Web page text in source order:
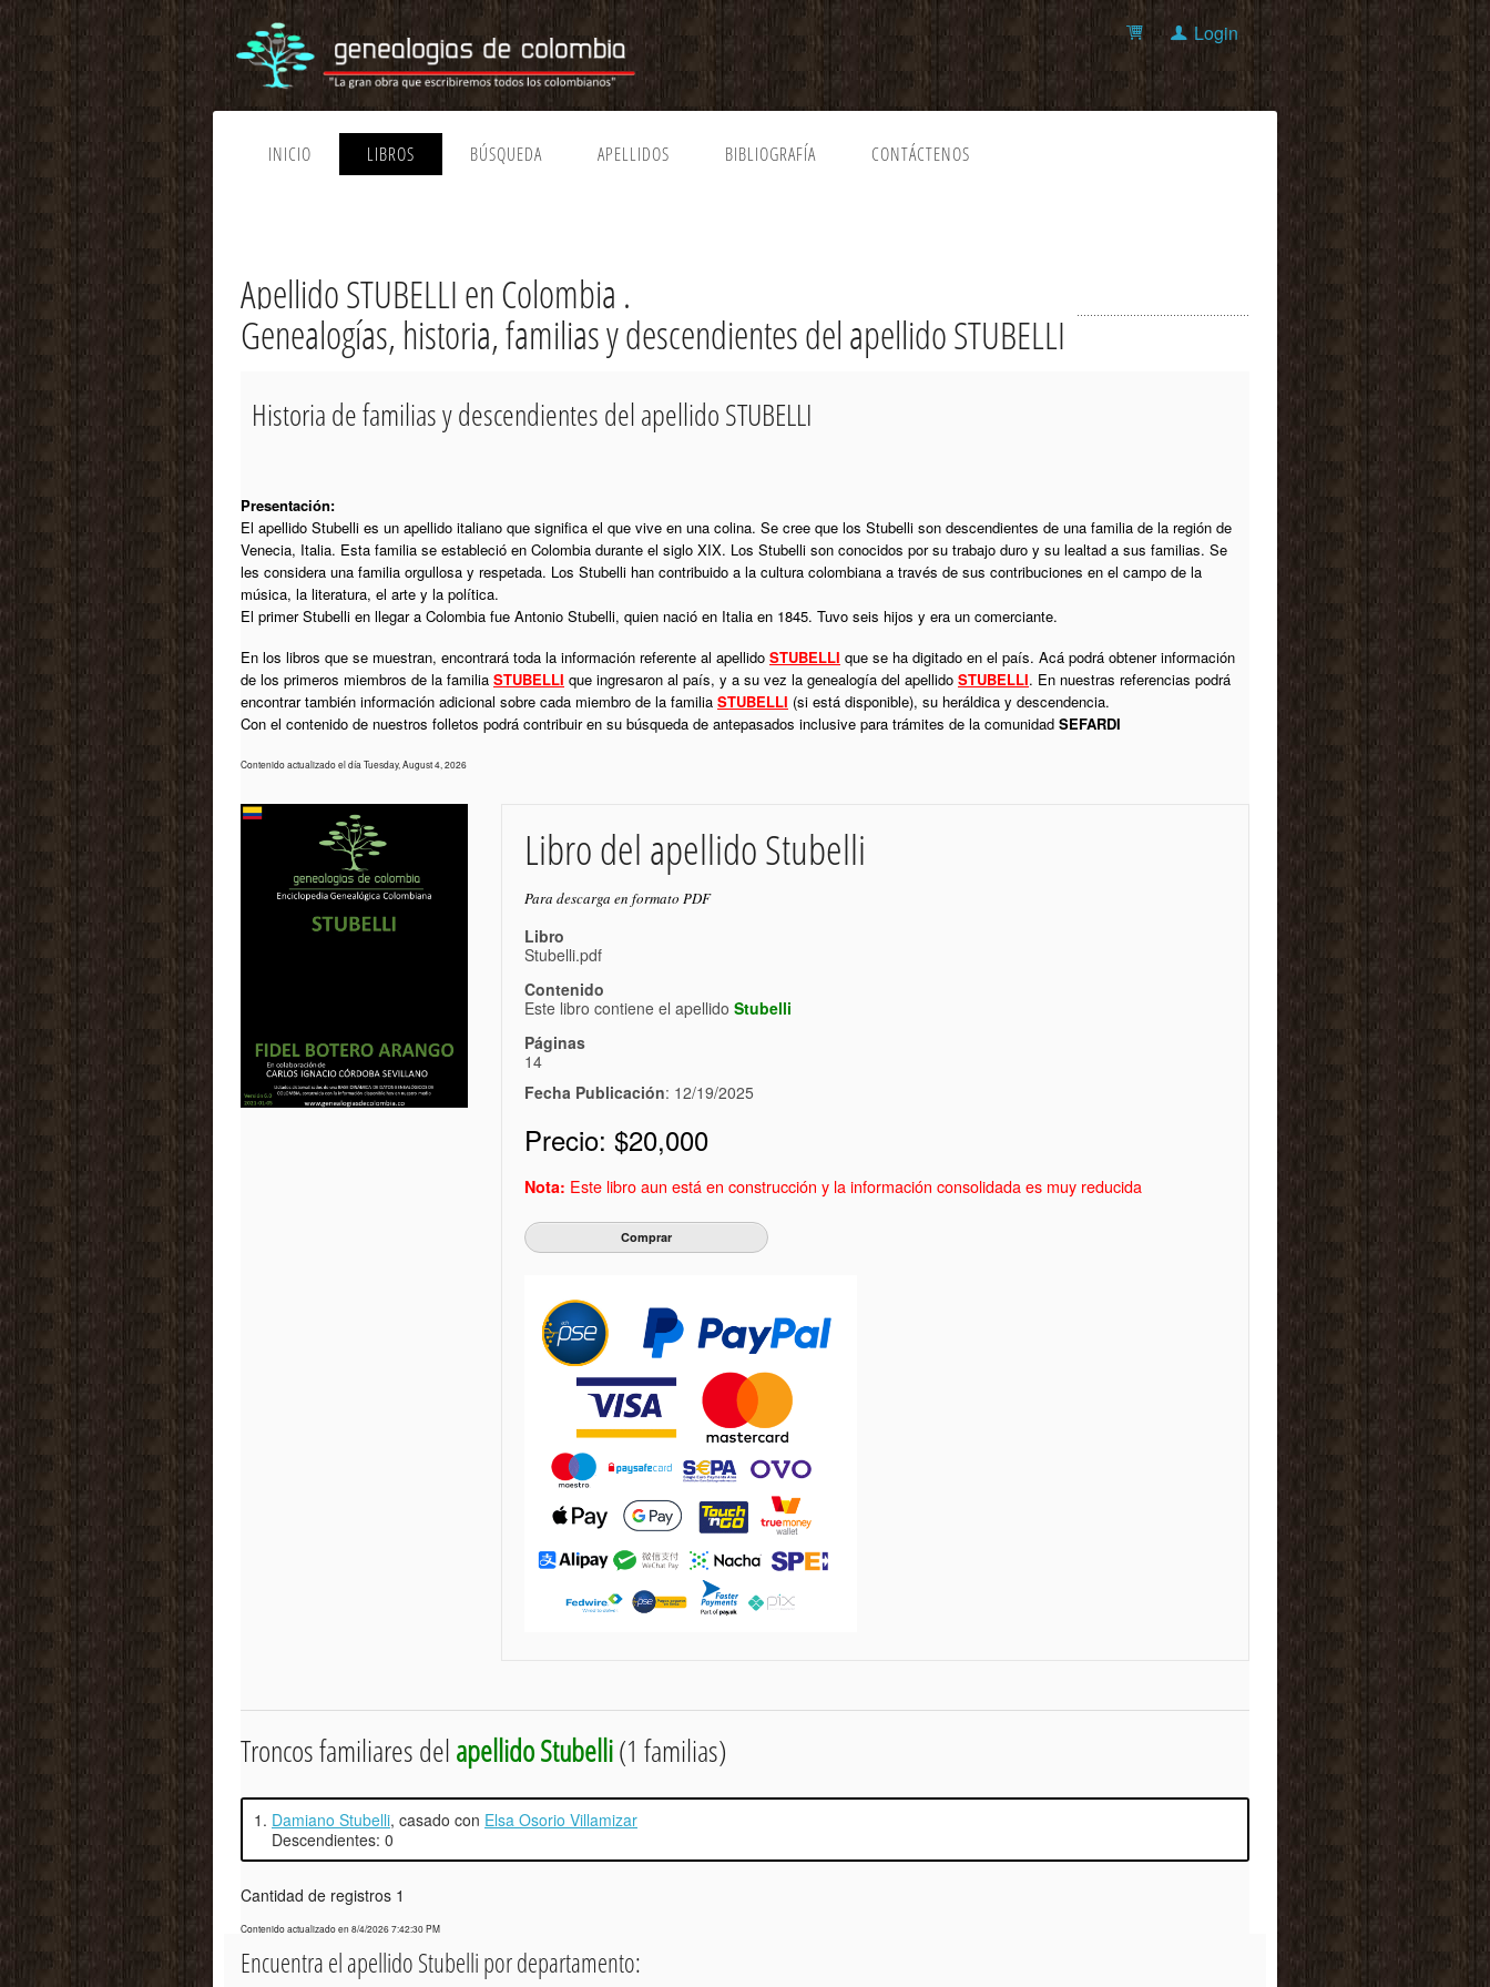
Login
INICIO LIBROS BÚSQUEDA APELLIDOS BIBLIOGRAFÍA CONTÁCTENOS
Apellido STUBELLI en Colombia .
Genealogías, historia, familias y descendientes del apellido STUBELLI
Historia de familias y descendientes del apellido STUBELLI
Presentación:
El apellido Stubelli es un apellido italiano que significa el que vive en una colina. Se cree que los Stubelli son descendientes de una familia de la región de
Venecia, Italia. Esta familia se estableció en Colombia durante el siglo XIX. Los Stubelli son conocidos por su trabajo duro y su lealtad a sus familias. Se
les considera una familia orgullosa y respetada. Los Stubelli han contribuido a la cultura colombiana a través de sus contribuciones en el campo de la
música, la literatura, el arte y la política.
El primer Stubelli en llegar a Colombia fue Antonio Stubelli, quien nació en Italia en 1845. Tuvo seis hijos y era un comerciante.
En los libros que se muestran, encontrará toda la información referente al apellido STUBELLI que se ha digitado en el país. Acá podrá obtener información
de los primeros miembros de la familia STUBELLI que ingresaron al país, y a su vez la genealogía del apellido STUBELLI. En nuestras referencias podrá
encontrar también información adicional sobre cada miembro de la familia STUBELLI (si está disponible), su heráldica y descendencia.
Con el contenido de nuestros folletos podrá contribuir en su búsqueda de antepasados inclusive para trámites de la comunidad SEFARDI
Contenido actualizado el día Tuesday, August 4, 2026
Libro del apellido Stubelli
Para descarga en formato PDF
Libro
Stubelli.pdf
Contenido
Este libro contiene el apellido Stubelli
Páginas
14
Fecha Publicación: 12/19/2025
Precio: $20,000
Nota: Este libro aun está en construcción y la información consolidada es muy reducida
Troncos familiares delapellido Stubelli(1 familias)
1. Damiano Stubelli, casado con Elsa Osorio Villamizar
Descendientes: 0
Cantidad de registros 1
Contenido actualizado en 8/4/2026 7:42:30 PM
Encuentra el apellido Stubelli por departamento: